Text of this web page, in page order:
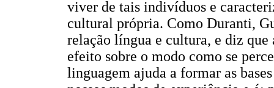
viver de tais indivíduos e
cultural própria. Como Duranti,
relação língua e cultura, e diz
efeito sobre o modo como se
linguagem ajuda a formar as